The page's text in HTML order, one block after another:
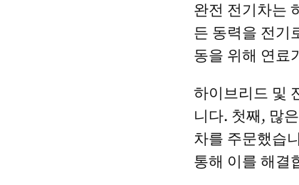
완전 전기차는
든 동력을 전기
동을 위해 연료
하이브리드 및
니다. 첫째, 많
차를 주문했습
통해 이를 해결